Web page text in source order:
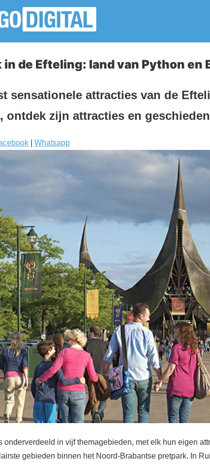
in de Efteling: land van Python en
sensationele attracties van de
ontdek zijn attracties en
Whatsapp
onderverdeeld in vijf themagebieden, met elk hun eigen
gebieden binnen het Noord-Brabantse pretpark. In